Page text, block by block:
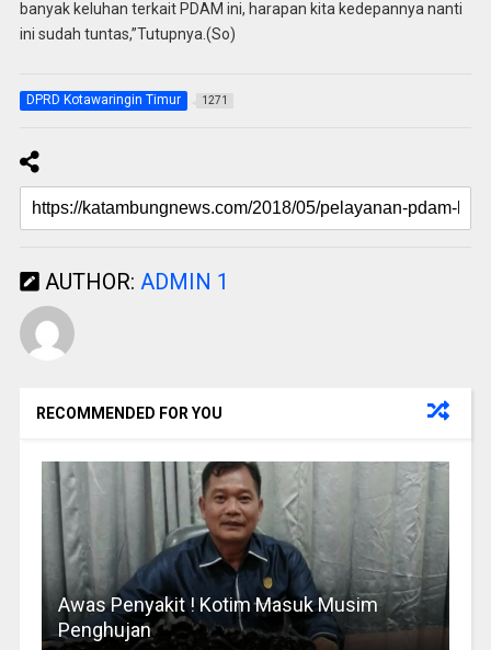
banyak keluhan terkait PDAM ini, harapan kita kedepannya nanti
ini sudah tuntas,”Tutupnya.(So)
DPRD Kotawaringin Timur 1271
AUTHOR: ADMIN 1
RECOMMENDED FOR YOU
Awas Penyakit ! Kotim Masuk Musim
Penghujan